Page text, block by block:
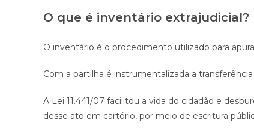
O que é inventário extrajudicial?
O inventário é o procedimento utilizado para
Com a partilha é instrumentalizada a
A Lei 11.441/07 facilitou a vida do cidadão e
desse ato em cartório, por meio de escritura